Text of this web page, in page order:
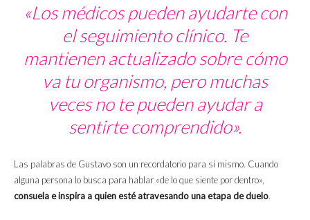
«Los médicos pueden ayudarte con
el seguimiento clínico. Te
mantienen actualizado sobre cómo
va tu organismo, pero muchas
veces no te pueden ayudar a
sentirte comprendido».
Las palabras de Gustavo son un recordatorio para sí mismo. Cuando
alguna persona lo busca para hablar «de lo que siente por dentro»,
consuela e inspira a quien esté atravesando una etapa de duelo.